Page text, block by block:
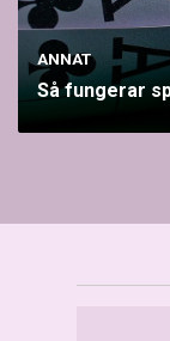
ANNAT
Så fungerar